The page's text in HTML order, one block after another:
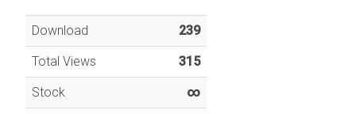
Download 239
Total Views 315
Stock ∞